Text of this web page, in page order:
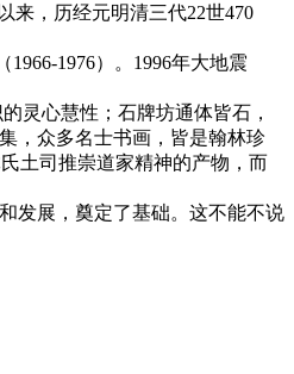
来，历经元明清三代22世470
1976）。1996年大地震
灵心慧性；石牌坊通体皆石，
，众多名士书画，皆是翰林珍
土司推崇道家精神的产物，而
发展，奠定了基础。这不能不说